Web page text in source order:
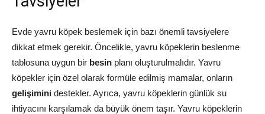
Evde yavru köpek beslemek için bazı önemli tavsiyelere
dikkat etmek gerekir. Öncelikle, yavru köpeklerin beslenme
tablosuna uygun bir besin planı oluşturulmalıdır. Yavru
köpekler için özel olarak formüle edilmiş mamalar, onların
gelişimini destekler. Ayrıca, yavru köpeklerin günlük su
ihtiyacını karşılamak da büyük önem taşır. Yavru köpeklerin